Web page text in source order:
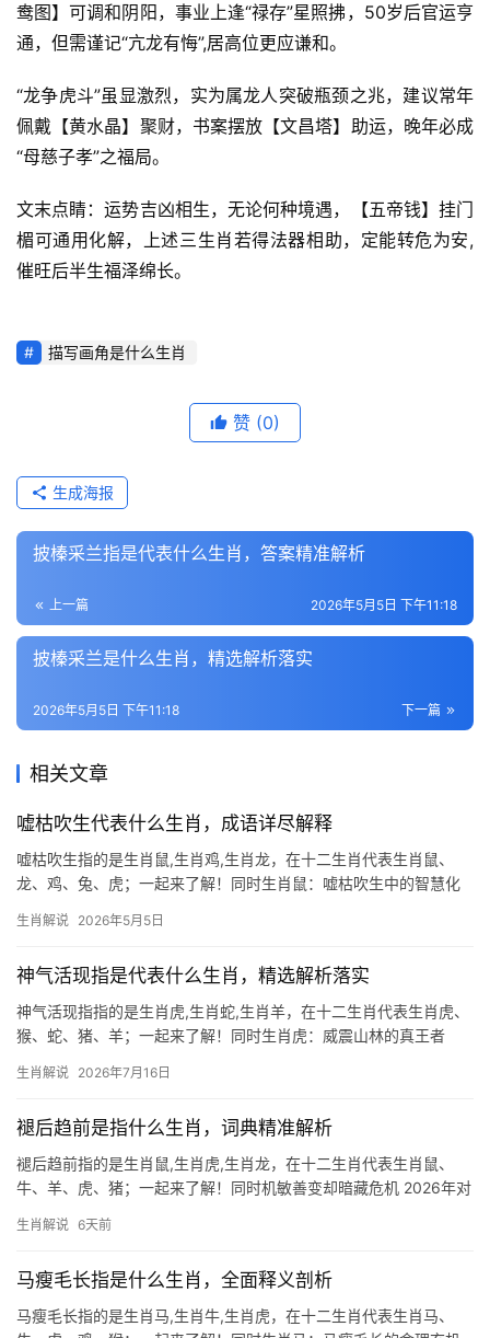
鸯图】可调和阴阳，事业上逢“禄存”星照拂，50岁后官运亨
通，但需谨记“亢龙有悔”,居高位更应谦和。
“龙争虎斗”虽显激烈，实为属龙人突破瓶颈之兆，建议常年
佩戴【黄水晶】聚财，书案摆放【文昌塔】助运，晚年必成
“母慈子孝”之福局。
文末点睛：运势吉凶相生，无论何种境遇，【五帝钱】挂门
楣可通用化解，上述三生肖若得法器相助，定能转危为安,
催旺后半生福泽绵长。
描写画角是什么生肖
赞 (0)
生成海报
披榛采兰指是代表什么生肖，答案精准解析
上一篇 2026年5月5日 下午11:18
披榛采兰是什么生肖，精选解析落实
下一篇
2026年5月5日 下午11:18
相关文章
嘘枯吹生代表什么生肖，成语详尽解释
嘘枯吹生指的是生肖鼠,生肖鸡,生肖龙，在十二生肖代表生肖鼠、
龙、鸡、兔、虎；一起来了解！同时生肖鼠：嘘枯吹生中的智慧化
生肖鼠正是这一智慧的绝佳代言，鼠辈机敏善变，逢凶化吉的本领
生肖解说 2026年5月5日
神气活现指是代表什么生肖，精选解析落实
神气活现指指的是生肖虎,生肖蛇,生肖羊，在十二生肖代表生肖虎、
猴、蛇、猪、羊；一起来了解！同时生肖虎：威震山林的真王者
升之机，29岁至51岁者，若此前郁郁寡欢于职场边缘化，明年将逢
生肖解说 2026年7月16日
褪后趋前是指什么生肖，词典精准解析
褪后趋前指的是生肖鼠,生肖虎,生肖龙，在十二生肖代表生肖鼠、
牛、羊、虎、猪；一起来了解！同时机敏善变却暗藏危机 2026年对
意行业的29岁至51岁群体，项目推进极为顺利，但下半年恐遭职场
生肖解说 6天前
马瘦毛长指是什么生肖，全面释义剖析
马瘦毛长指的是生肖马,生肖牛,生肖虎，在十二生肖代表生肖马、